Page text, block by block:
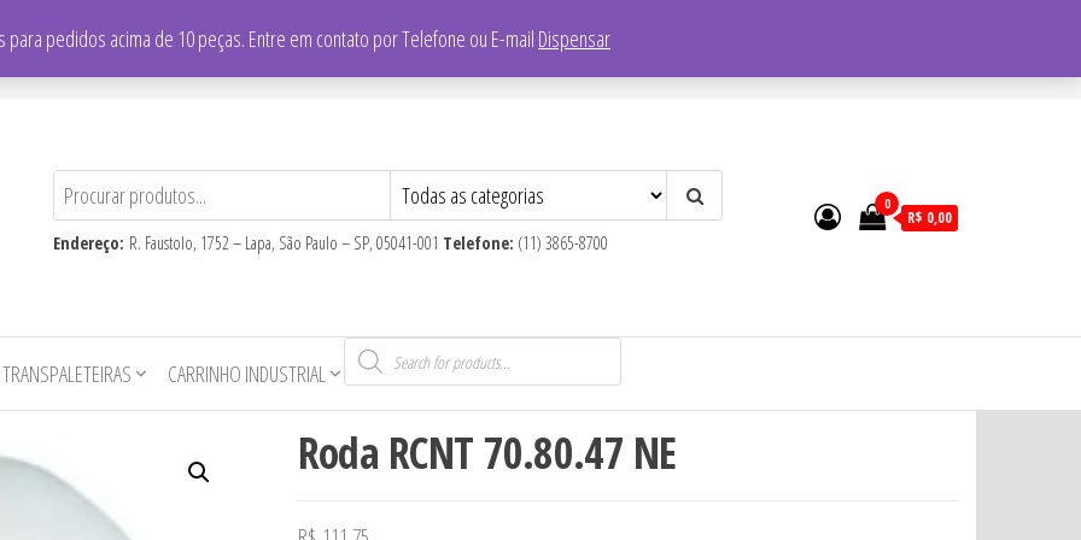
Endereço: R. Faustolo, 1752 – Lapa, São Paulo – SP, 05041-001 Telefone: (11) 3865-8700
0
R$ 0,00
CARRINHO INDUSTRIAL
Pesquisar
produtos
Roda RCNT 70.80.47 NE
para pedidos acima de 10 peças. Entre em contato por Telefone ou E-mail Dispensar